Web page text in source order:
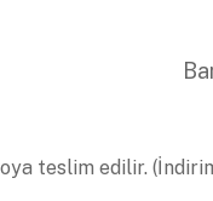
teslim edilir.